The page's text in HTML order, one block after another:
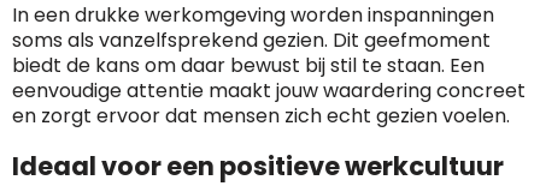
In een drukke werkomgeving worden inspanningen
soms als vanzelfsprekend gezien. Dit geefmoment
biedt de kans om daar bewust bij stil te staan. Een
eenvoudige attentie maakt jouw waardering concreet
en zorgt ervoor dat mensen zich echt gezien voelen.
Ideaal voor een positieve werkcultuur